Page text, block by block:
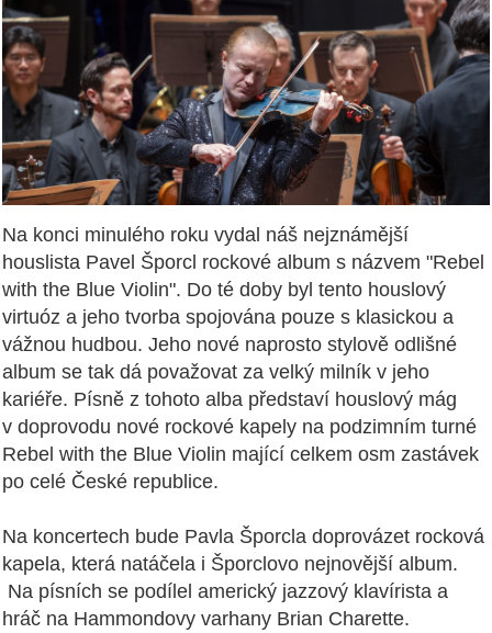
Na konci minulého roku vydal náš nejznámější
houslista Pavel Šporcl rockové album s názvem "Rebel
with the Blue Violin". Do té doby byl tento houslový
virtuóz a jeho tvorba spojována pouze s klasickou a
vážnou hudbou. Jeho nové naprosto stylově odlišné
album se tak dá považovat za velký milník v jeho
kariéře. Písně z tohoto alba představí houslový mág
v doprovodu nové rockové kapely na podzimním turné
Rebel with the Blue Violin mající celkem osm zastávek
po celé České republice.
Na koncertech bude Pavla Šporcla doprovázet rocková
kapela, která natáčela i Šporclovo nejnovější album.
Na písních se podílel americký jazzový klavírista a
hráč na Hammondovy varhany Brian Charette.